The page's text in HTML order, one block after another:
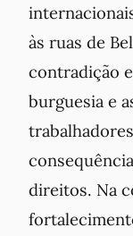
às ruas de
contradição
burguesia e
direitos. Na